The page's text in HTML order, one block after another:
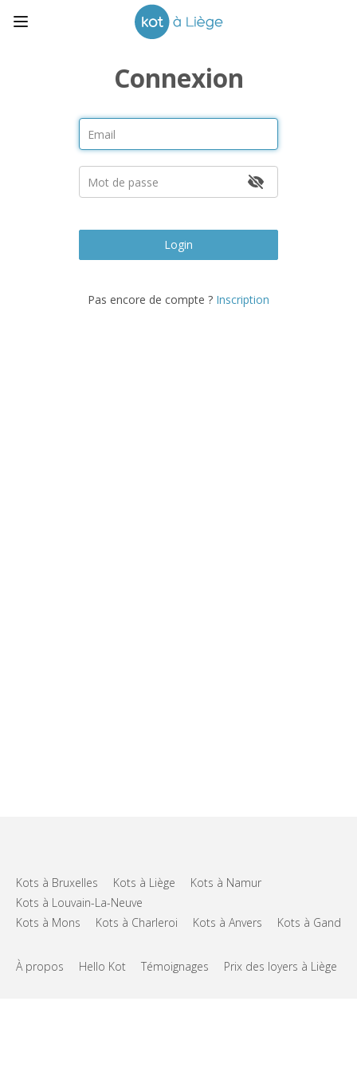
Connexion
Login
Pas encore de compte ? Inscription
Kots à Bruxelles Kots à Liège
Kots à Namur
Kots à Louvain-La-Neuve
Kots à Mons
Kots à Charleroi Kots à Anvers Kots à Gand
À propos Hello Kot Témoignages Prix des loyers à Liège